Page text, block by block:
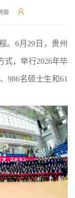
部
。 6月29日，贵州
式，举行2026年毕
986名硕士生和61